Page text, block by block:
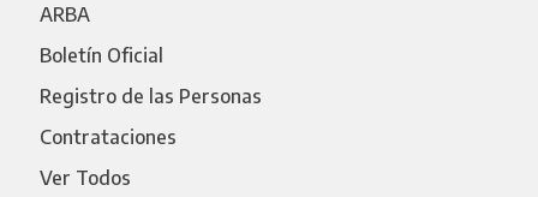
ARBA
Boletín Oficial
Registro de las Personas
Contrataciones
Ver Todos